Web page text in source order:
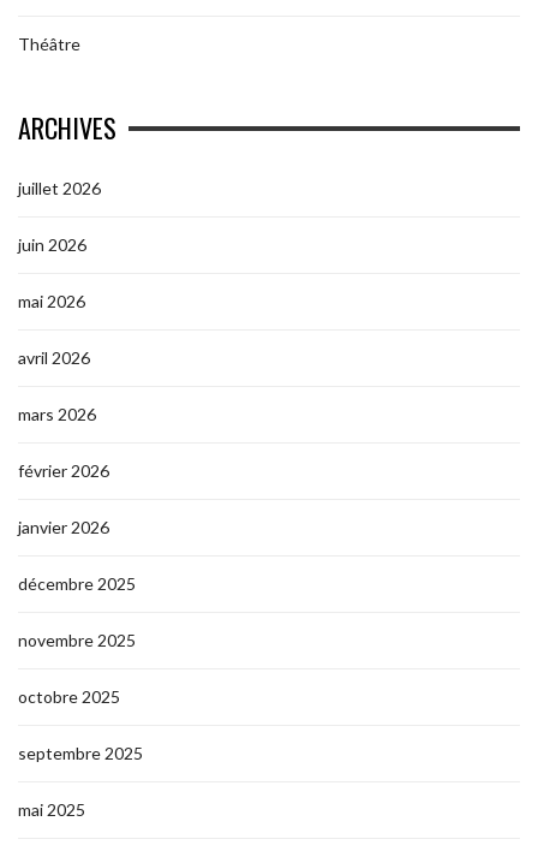
Théâtre
ARCHIVES
juillet 2026
juin 2026
mai 2026
avril 2026
mars 2026
février 2026
janvier 2026
décembre 2025
novembre 2025
octobre 2025
septembre 2025
mai 2025